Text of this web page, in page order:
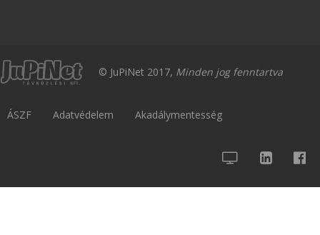
© JuPiNet 2017, Minden jog fenntartva
ÁSZF Adatvédelem Akadálymentesség